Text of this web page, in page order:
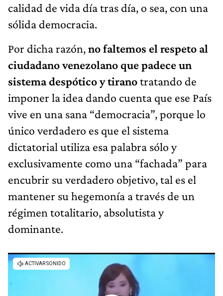
calidad de vida día tras día, o sea, con una
sólida democracia.
Por dicha razón,no faltemos el respeto al
ciudadano venezolano que padece un
sistema despótico y tiranotratando de
imponer la idea dando cuenta que ese País
vive en una sana “democracia”, porque lo
único verdadero es que el sistema
dictatorial utiliza esa palabra sólo y
exclusivamente como una “fachada” para
encubrir su verdadero objetivo, tal es el
mantener su hegemonía a través de un
régimen totalitario, absolutista y
dominante.